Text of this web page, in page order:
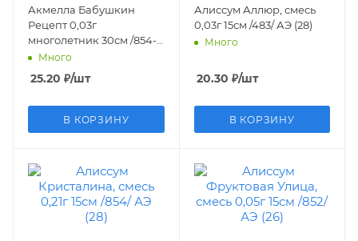
Акмелла Бабушкин
Рецепт 0,03г
многолетник 30см /854-1/
АЭ (27)
Много
25.20 ₽/шт
В КОРЗИНУ
Алиссум Аллюр, смесь
0,03г 15см /483/ АЭ (28)
Много
20.30 ₽/шт
В КОРЗИНУ